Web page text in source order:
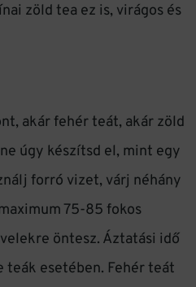
zöld tea ez is, virágos és
akár fehér teát, akár zöld
úgy készítsd el, mint egy
forró vizet, várj néhány
75-85 fokos
öntesz. Áztatási idő
teák esetében. Fehér teát